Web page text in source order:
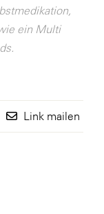
ein Multi
Link mailen